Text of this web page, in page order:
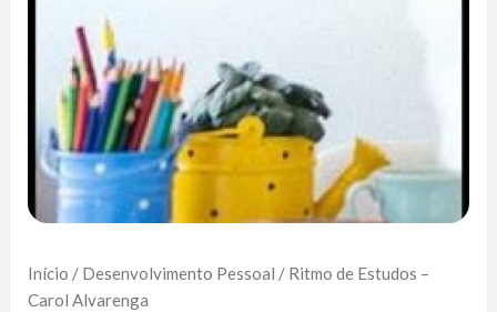
Início / Desenvolvimento Pessoal / Ritmo de Estudos –
Carol Alvarenga